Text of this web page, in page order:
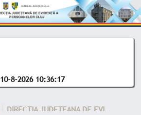
10-8-2026 10:36:17
DIRECTIA JUDETEANA DE EVIDENTA A CLUJ